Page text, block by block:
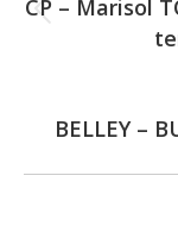
CP – Marisol
BELLEY –